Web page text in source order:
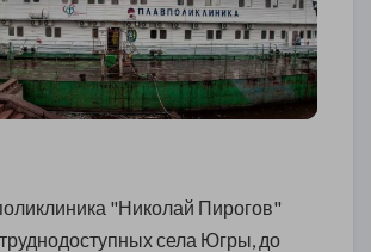
"Николай Пирогов"
села Югры, до